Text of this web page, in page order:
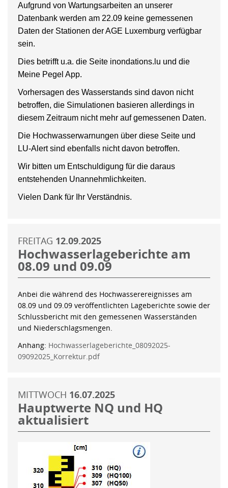
Aufgrund von Wartungsarbeiten an unserer
Datenbank werden am 22.09 keine gemessenen
Daten der Stationen der AGE Luxemburg verfügbar
sein.
Dies betrifft u.a. die Seite inondations.lu und die
Meine Pegel App.
Vorhersagen des Wasserstands sind davon nicht
betroffen, die Simulationen basieren allerdings in
diesem Zeitraum nicht mehr auf gemessenen Daten.
Die Hochwasserwarnungen über diese Seite und
LU-Alert sind ebenfalls nicht davon betroffen.
Wir bitten um Entschuldigung für die daraus
entstehenden Unannehmlichkeiten.
Vielen Dank für Ihr Verständnis.
FREITAG 12.09.2025
Hochwasserlageberichte am
08.09 und 09.09
Anbei die während des Hochwasserereignisses am
08.09 und 09.09 veröffentlichten Lageberichte sowie der
Schlussbericht mit den gemessenen Wasserständen
und Niederschlagsmengen.
Anhang: Hochwasserlageberichte_08092025-
09092025_Korrektur.pdf
MITTWOCH 16.07.2025
Hauptwerte NQ und HQ
aktualisiert